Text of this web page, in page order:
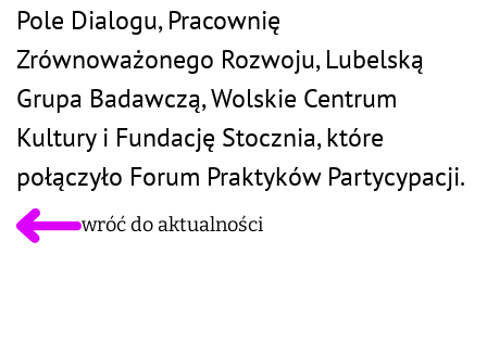
Pole Dialogu, Pracownię
Zrównoważonego Rozwoju, Lubelską
Grupa Badawczą, Wolskie Centrum
Kultury i Fundację Stocznia, które
połączyło Forum Praktyków Partycypacji.
wróć do aktualności